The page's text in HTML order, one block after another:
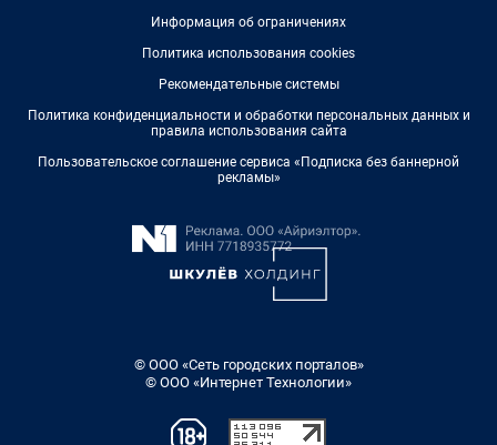
Информация об ограничениях
Политика использования cookies
Рекомендательные системы
Политика конфиденциальности и обработки персональных данных и
правила использования сайта
Пользовательское соглашение сервиса «Подписка без баннерной
рекламы»
© ООО «Сеть городских порталов»
© ООО «Интернет Технологии»